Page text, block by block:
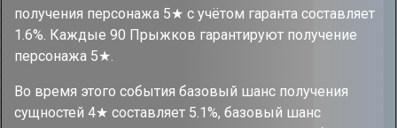
получения персонажа 5★ с учётом гаранта составляет
1.6%. Каждые 90 Прыжков гарантируют получение
персонажа 5★.
Во время этого события базовый шанс получения
сущностей 4★ составляет 5.1%, базовый шанс